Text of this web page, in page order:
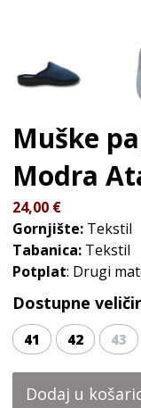
Muške
Modra
24,00 €
Gornjište: Tekstil
Tabanica: Tekstil
Potplat: Drugi
Dostupne
41 42 43
Dodaj u